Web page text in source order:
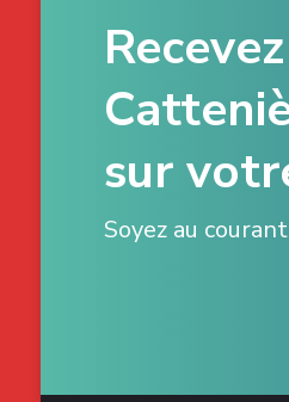
sur
Soyez au